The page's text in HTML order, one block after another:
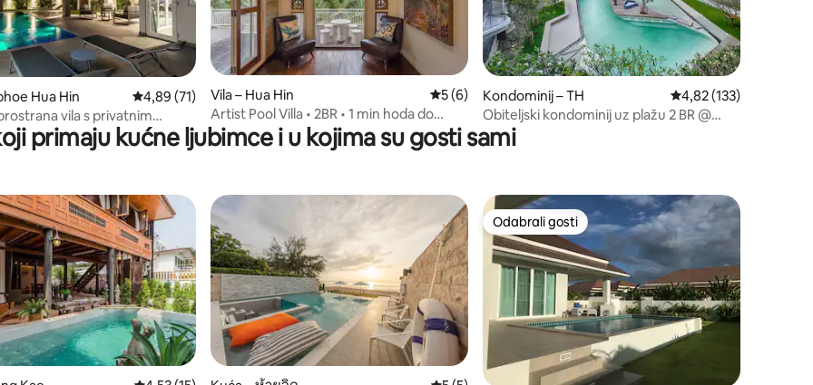
recenzija: 21
Hua Hin Prosječna ocjena: 4,89/5, recenzija: 71
4,89 (71)
vila s privatnim
Hua Hin
Vila – Hua Hin Prosječna ocjena: 5/5, recenzija: 6
5 (6)
Artist Pool Villa • 2BR • 1 min hoda do
plaže
Kondominij – TH Prosječna ocjena:
4,82 (133)
Obiteljski kondominij uz plažu 2 BR @
Baan San Kraam
primaju kućne ljubimce i u kojima su gosti sami
Odabrali gosti
Odabrali gosti